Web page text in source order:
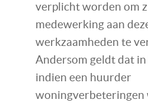
verplicht worden om
medewerking aan
werkzaamheden te
Andersom geldt dat
indien een huurder
woningverbeteringen